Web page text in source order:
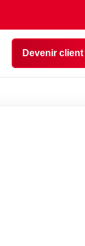
Devenir client